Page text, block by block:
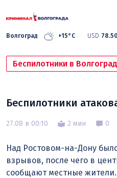
Волгоград +15°C USD 78.50
Беспилотники в
Беспилотники
27.08 в 00:10 2 мин 0
Над Ростовом-на-Дону
взрывов, после чего в
сообщают местные жители.